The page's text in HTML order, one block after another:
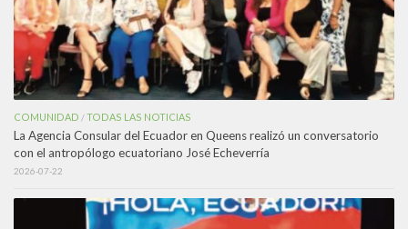
COMUNIDAD /TODAS LAS NOTICIAS
La Agencia Consular del Ecuador en Queens realizó un conversatorio
con el antropólogo ecuatoriano José Echeverría
2026-07-22